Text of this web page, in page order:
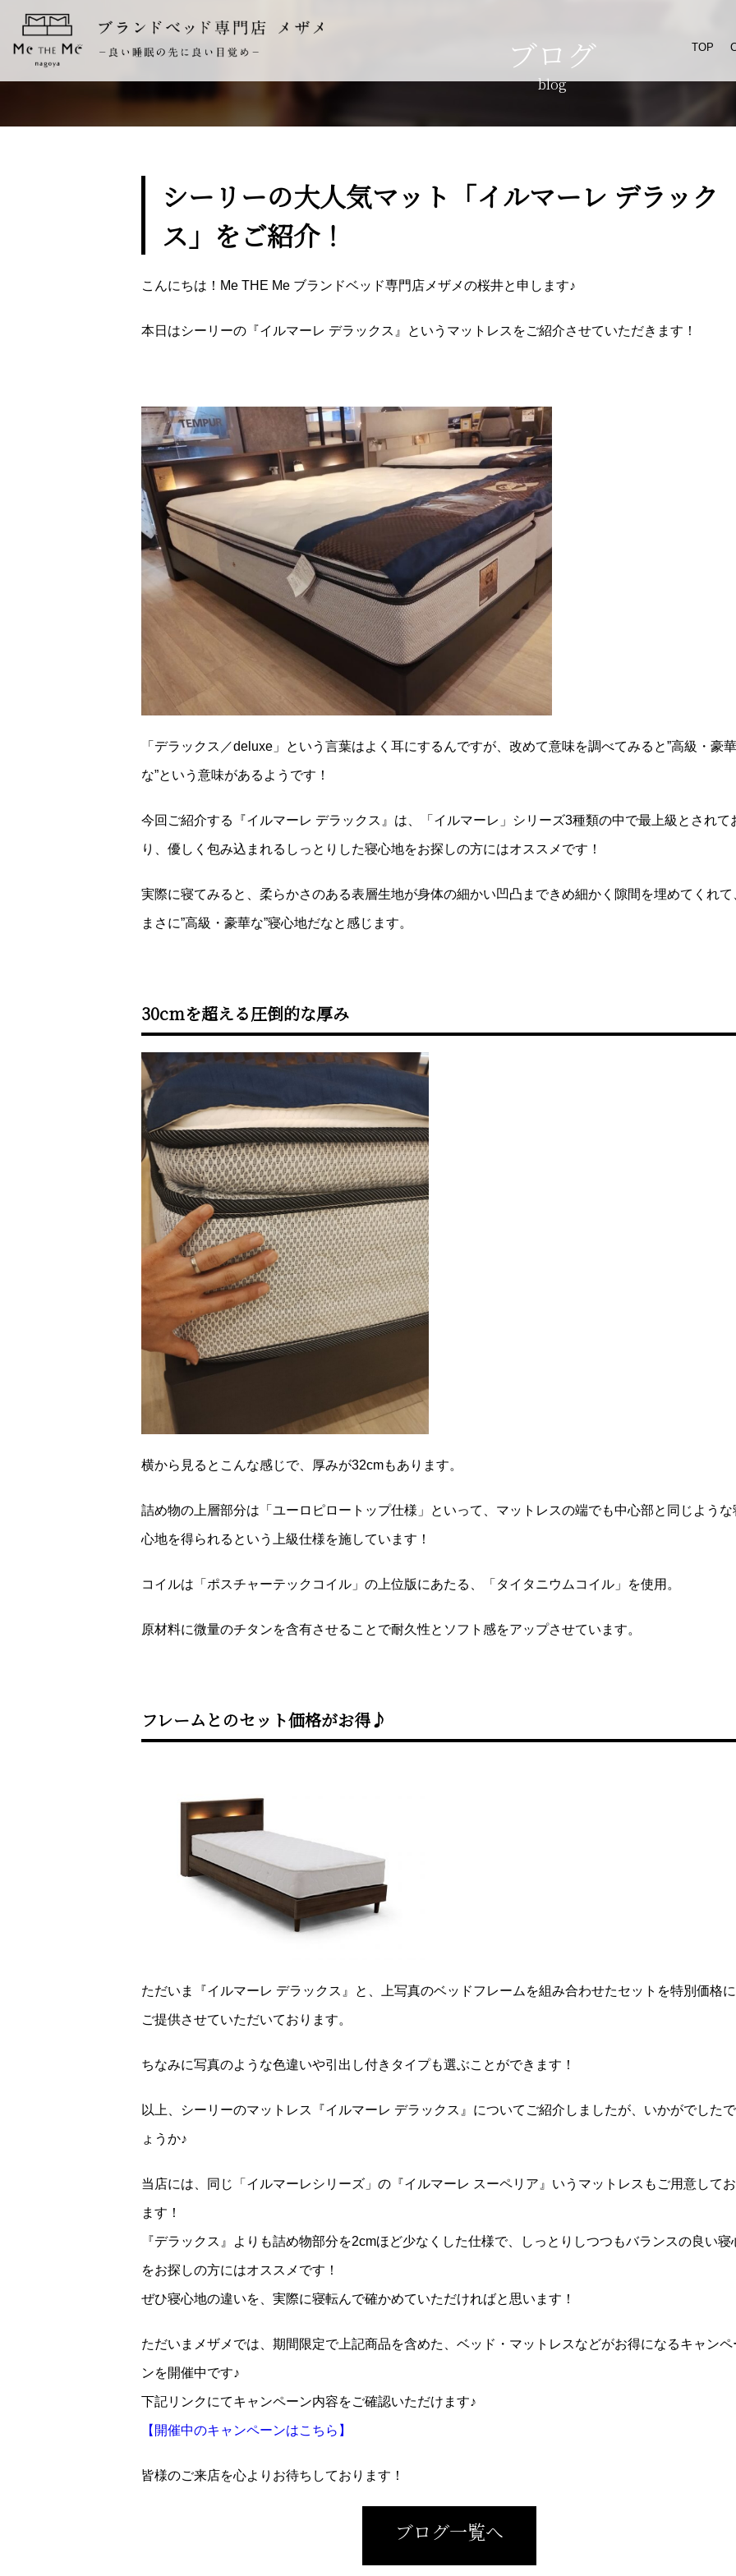
TOP
ブログ
blog
シーリーの大人気マット「イルマーレ デラック
ス」をご紹介！
こんにちは！Me THE Me ブランドベッド専門店メザメの桜井と申します♪
本日はシーリーの『イルマーレ デラックス』というマットレスをご紹介させていただきます！
「デラックス／deluxe」という言葉はよく耳にするんですが、改めて意味を調べてみると”高級・豪華
な”という意味があるようです！
今回ご紹介する『イルマーレ デラックス』は、「イルマーレ」シリーズ3種類の中で最上級とされて
り、優しく包み込まれるしっとりした寝心地をお探しの方にはオススメです！
実際に寝てみると、柔らかさのある表層生地が身体の細かい凹凸まできめ細かく隙間を埋めてくれて
まさに”高級・豪華な”寝心地だなと感じます。
30cmを超える圧倒的な厚み
横から見るとこんな感じで、厚みが32cmもあります。
詰め物の上層部分は「ユーロピロートップ仕様」といって、マットレスの端でも中心部と同じような
心地を得られるという上級仕様を施しています！
コイルは「ポスチャーテックコイル」の上位版にあたる、「タイタニウムコイル」を使用。
原材料に微量のチタンを含有させることで耐久性とソフト感をアップさせています。
フレームとのセット価格がお得♪
ただいま『イルマーレ デラックス』と、上写真のベッドフレームを組み合わせたセットを特別価格
ご提供させていただいております。
ちなみに写真のような色違いや引出し付きタイプも選ぶことができます！
以上、シーリーのマットレス『イルマーレ デラックス』についてご紹介しましたが、いかがでした
ょうか♪
当店には、同じ「イルマーレシリーズ」の『イルマーレ スーペリア』いうマットレスもご用意して
ます！
『デラックス』よりも詰め物部分を2cmほど少なくした仕様で、しっとりしつつもバランスの良い寝
をお探しの方にはオススメです！
ぜひ寝心地の違いを、実際に寝転んで確かめていただければと思います！
ただいまメザメでは、期間限定で上記商品を含めた、ベッド・マットレスなどがお得になるキャンペ
ンを開催中です♪
下記リンクにてキャンペーン内容をご確認いただけます♪
【開催中のキャンペーンはこちら】
皆様のご来店を心よりお待ちしております！
ブログ一覧へ